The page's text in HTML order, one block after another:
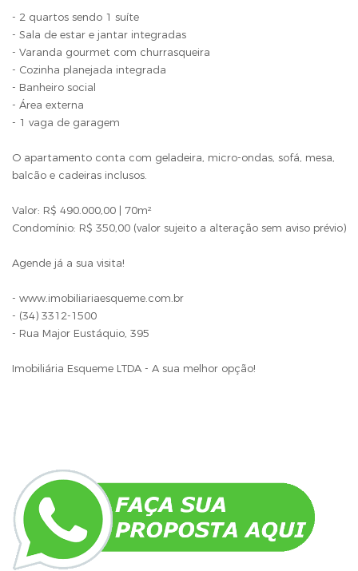
- 2 quartos sendo 1 suíte
- Sala de estar e jantar integradas
- Varanda gourmet com churrasqueira
- Cozinha planejada integrada
- Banheiro social
- Área externa
- 1 vaga de garagem
O apartamento conta com geladeira, micro-ondas, sofá, mesa,
balcão e cadeiras inclusos.
Valor: R$ 490.000,00 | 70m²
Condomínio: R$ 350,00 (valor sujeito a alteração sem aviso prévio)
Agende já a sua visita!
- www.imobiliariaesqueme.com.br
- (34) 3312-1500
- Rua Major Eustáquio, 395
Imobiliária Esqueme LTDA - A sua melhor opção!